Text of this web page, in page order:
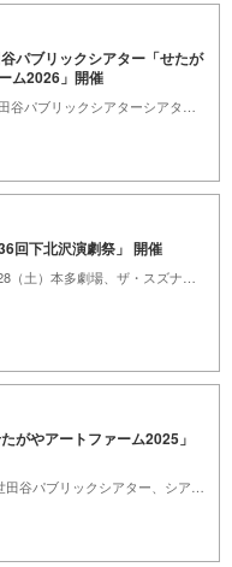
パブリックシアター「せたが
ム2026」開催
回下北沢演劇祭」 開催
がやアートファーム2025」